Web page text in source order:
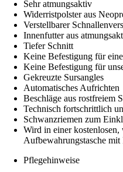
Sehr atmungsaktiv
Widerristpolster aus
Verstellbarer
Innenfutter aus
Tiefer Schnitt
Keine Befestigung für
Keine Befestigung für
Gekreuzte Sursangles
Automatisches Aufrichten
Beschläge aus rostfreiem
Technisch fortschrittlich
Schwanzriemen zum
Wird in einer kostenlosen,
Aufbewahrungstasche
Pflegehinweise